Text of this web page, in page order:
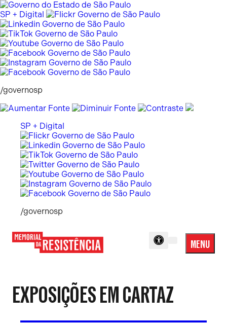
Pular
para
o
conteúdo
SP + Digital
/governosp
SP + Digital
/governosp
MENU
Menu
EXPOSIÇÕES EM CARTAZ